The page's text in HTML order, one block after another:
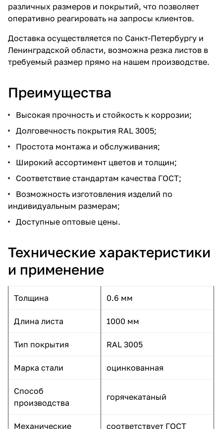
различных размеров и покрытий, что позволяет
оперативно реагировать на запросы клиентов.
Доставка осуществляется по Санкт-Петербургу и
Ленинградской области, возможна резка листов в
требуемый размер прямо на нашем производстве.
Преимущества
Высокая прочность и стойкость к коррозии;
Долговечность покрытия RAL 3005;
Простота монтажа и обслуживания;
Широкий ассортимент цветов и толщин;
Соответствие стандартам качества ГОСТ;
Возможность изготовления изделий по
индивидуальным размерам;
Доступные оптовые цены.
Технические характеристики
и применение
Толщина 0.6 мм
Длина листа 1000 мм
Тип покрытия RAL 3005
Марка стали оцинкованная
Способ
производства
горячекатаный
Механические
соответствует ГОСТ